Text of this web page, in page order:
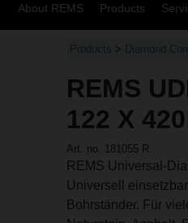
About REMS Products
Products > Diamond
REMS
122 X
Art. no. 181055 R
REMS Universal-
Universell
Bohrständer. Für